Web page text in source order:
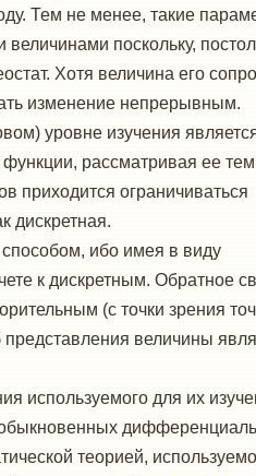
Тем не менее, такие
поскольку,
Хотя величина его
изменение непрерывным.
уровне изучения
функции, рассматривая ее
приходится ограничиваться
дискретная.
ибо имея в виду
к дискретным. Обратное
(с точки зрения
величины
используемого для их
обыкновенных
теорией,